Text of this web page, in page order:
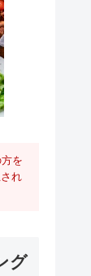
を
れ
グ